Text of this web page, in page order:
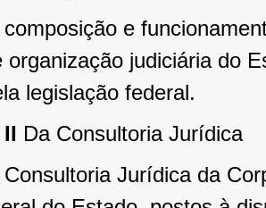
composição e
organização judiciária do
legislação federal.
Da Consultoria Jurídica
Consultoria Jurídica da